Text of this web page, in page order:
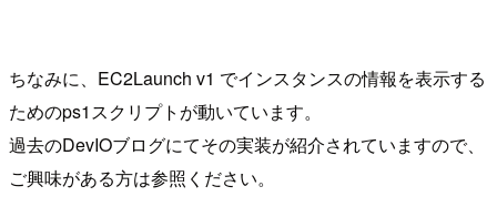
ちなみに、EC2Launch v1 でインスタンスの情報を表示する
ためのps1スクリプトが動いています。
過去のDevIOブログにてその実装が紹介されていますので、
ご興味がある方は参照ください。